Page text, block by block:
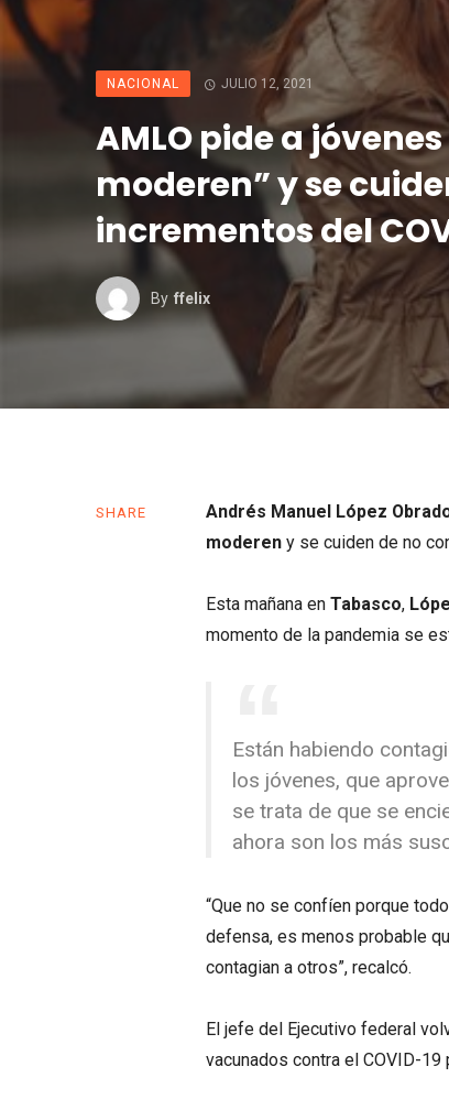
NACIONAL JULIO 12, 2021
AMLO pide a
moderen” y se
incrementos del
By Ffelix
SHARE Andrés Manuel López
moderen y se cuiden de no
Esta mañana en Tabasco,
momento de la pandemia se
Están habiendo
los jóvenes, que
se trata de que se
ahora son los más
“Que no se confíen porque
defensa, es menos probable
contagian a otros”, recalcó.
El jefe del Ejecutivo federal
vacunados contra el COVID-